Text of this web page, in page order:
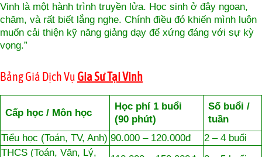
Vinh là một hành trình truyền lửa. Học sinh ở đây ngoan,
chăm, và rất biết lắng nghe. Chính điều đó khiến mình luôn
muốn cải thiện kỹ năng giảng dạy để xứng đáng với sự kỳ
vọng.”
Bảng Giá Dịch Vụ Gia Sư Tại Vinh
Cấp học / Môn học
Học phí 1 buổi
(90 phút)
Số buổi /
tuần
Tiểu học (Toán, TV, Anh) 90.000 – 120.000đ
2 – 4 buổi
THCS (Toán, Văn, Lý,